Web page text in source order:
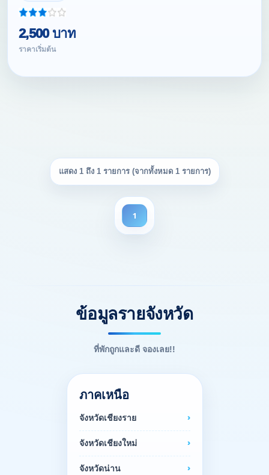
2,500 บาท
ราคาเริ่มต้น
แสดง 1 ถึง 1 รายการ (จากทั้งหมด 1 รายการ)
1
ข้อมูลรายจังหวัด
ที่พักถูกและดี จองเลย!!
ภาคเหนือ
จังหวัดเชียงราย
จังหวัดเชียงใหม่
จังหวัดน่าน